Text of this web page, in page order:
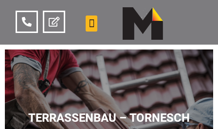
TERRASSENBAU – TORNESCH